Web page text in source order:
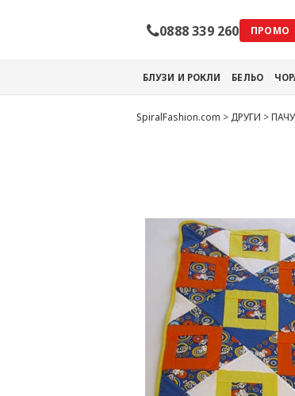
0888 339 260 ПРОМО
БЛУЗИ И РОКЛИ БЕЛЬО
SpiralFashion.com >ДРУГИ >